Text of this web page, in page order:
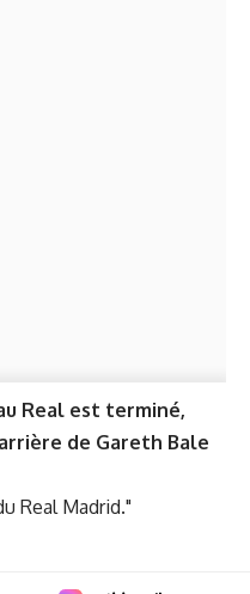
Real est terminé,
de Gareth Bale
Real Madrid."